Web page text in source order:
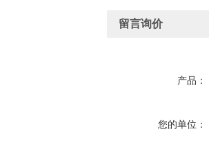
留言询价
产品：
您的单位：